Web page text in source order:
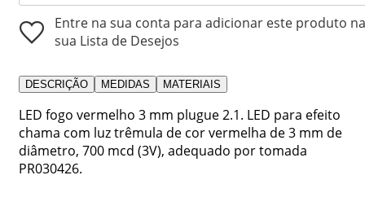
Entre na sua conta para adicionar este produto na
sua Lista de Desejos
DESCRIÇÃO MEDIDAS MATERIAIS
LED fogo vermelho 3 mm plugue 2.1. LED para efeito
chama com luz trêmula de cor vermelha de 3 mm de
diâmetro, 700 mcd (3V), adequado por tomada
PR030426.